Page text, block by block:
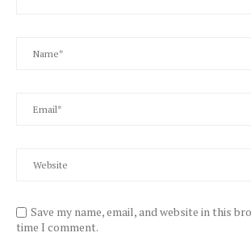
Save my name, email, and website in this
time I comment.